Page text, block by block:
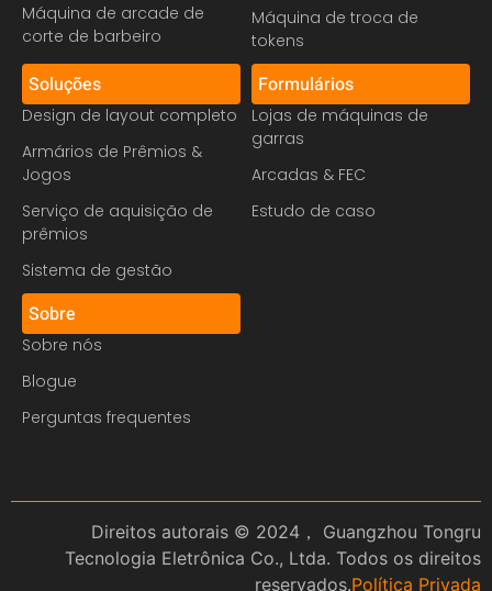
Máquina de arcade de
corte de barbeiro
Máquina de troca de
tokens
Soluções
Design de layout completo
Armários de Prêmios &
Jogos
Serviço de aquisição de
prêmios
Sistema de gestão
Formulários
Lojas de máquinas de
garras
Arcadas & FEC
Estudo de caso
Sobre
Sobre nós
Blogue
Perguntas frequentes
Direitos autorais © 2024， Guangzhou Tongru
Tecnologia Eletrônica Co., Ltda. Todos os direitos
reservados.Política Privada